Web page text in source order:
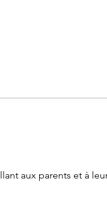
aux parents et à